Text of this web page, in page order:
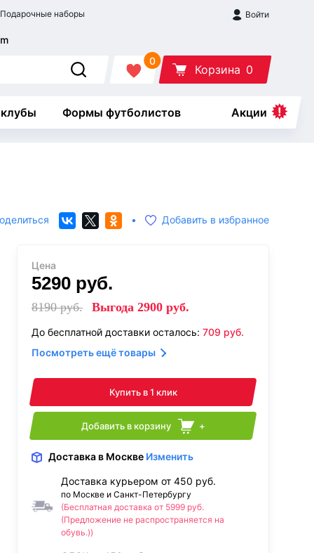
Подарочные наборы Войти
0
Корзина 0
Формы футболистов Акции
• Добавить в избранное
Цена
5290 руб.
8190руб. Выгода 2900 руб.
До бесплатной доставки осталось: 709 руб.
Посмотреть ещё товары
Купить в 1 клик
Добавить в корзину +
Доставка в Москве Изменить
Доставка курьером от 450 руб.
по Москве и Санкт-Петербургу
(Бесплатная доставка от 5999 руб.
(Предложение не распространяется на
обувь.))